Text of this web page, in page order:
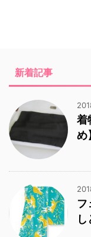
新着記事
着
め
フ